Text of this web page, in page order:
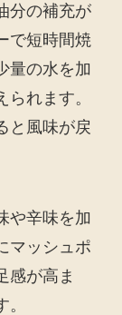
分の補充が
で短時間焼
量の水を加
れます。
と風味が戻
や辛味を加
マッシュポ
感が高ま